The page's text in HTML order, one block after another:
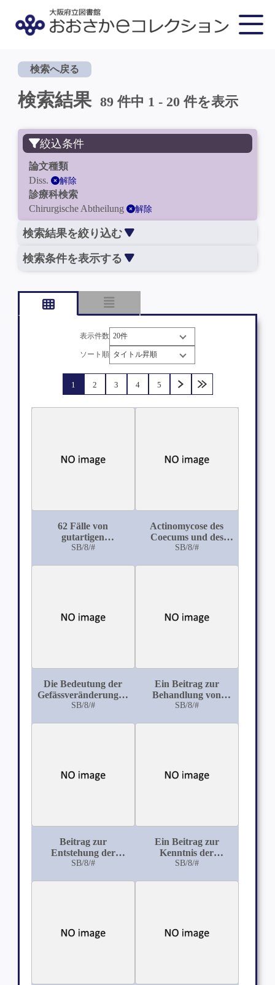
検索へ戻る
検索結果 89 件中 1 - 20 件を表示
絞込条件
論文種類
Diss.
解除
診療科検索
Chirurgische Abtheilung
解除
検索結果を絞り込む
検索条件を表示する
表示件数
ソート順
1 2 3 4 5
62 Fälle von
gutartigen
Veränderungen der
SB/8/#
Actinomycose des
Coecums und des
Appendix nebst
Prognose
SB/8/#
Die Bedeutung der
Gefässveränderungen
des Uterus und der
SB/8/#
Ein Beitrag zur
Behandlung von
Pseudarthrosen durch
SB/8/#
Beitrag zur
Entstehung der
Reiskörperchen mit
SB/8/#
Ein Beitrag zur
Kenntnis der
Varicellen
SB/8/#